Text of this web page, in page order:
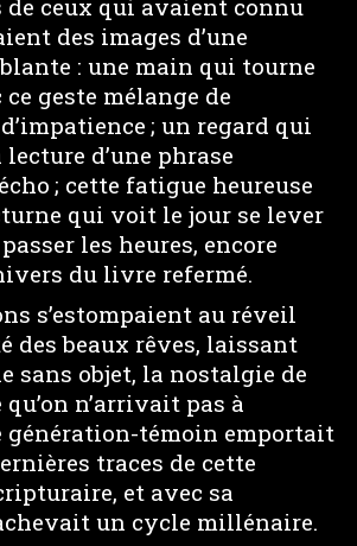
de ceux qui avaient connu
des images d’une
: une main qui tourne
geste mélange de
; un regard qui
d’une phrase
; cette fatigue heureuse
qui voit le jour se lever
les heures, encore
du livre refermé.
s’estompaient au réveil
des beaux rêves, laissant
sans objet, la nostalgie de
n’arrivait pas à
génération-témoin emportait
traces de cette
et avec sa
un cycle millénaire.